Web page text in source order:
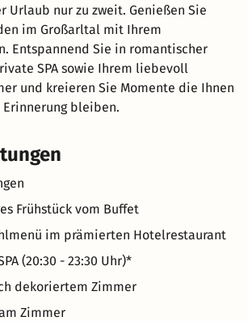
Urlaub nur zu zweit. Genießen Sie
im Großarltal mit Ihrem
Entspannend Sie in romantischer
SPA sowie Ihrem liebevoll
und kreieren Sie Momente die Ihnen
bleiben.
Frühstück vom Buffet
im prämierten Hotelrestaurant
(20:30 - 23:30 Uhr)*
dekoriertem Zimmer
Zimmer